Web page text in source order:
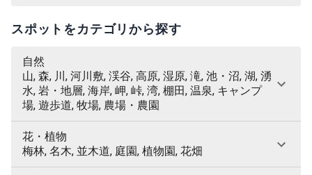
スポットをカテゴリから探す
自然
山, 森, 川, 河川敷, 渓谷, 高原, 湿原, 滝, 池・沼, 湖, 湧
水, 岩・地層, 海岸, 岬, 峠, 湾, 棚田, 温泉, キャンプ
場, 遊歩道, 牧場, 農場・農園
花・植物
梅林, 名木, 並木道, 庭園, 植物園, 花畑